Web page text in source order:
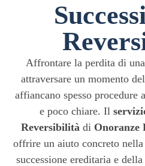
Affrontare la perdita di
attraversare un momento
affiancano spesso procedure
e poco chiare. Il
Reversibilità di Onoranze
offrire un aiuto concreto
successione ereditaria e